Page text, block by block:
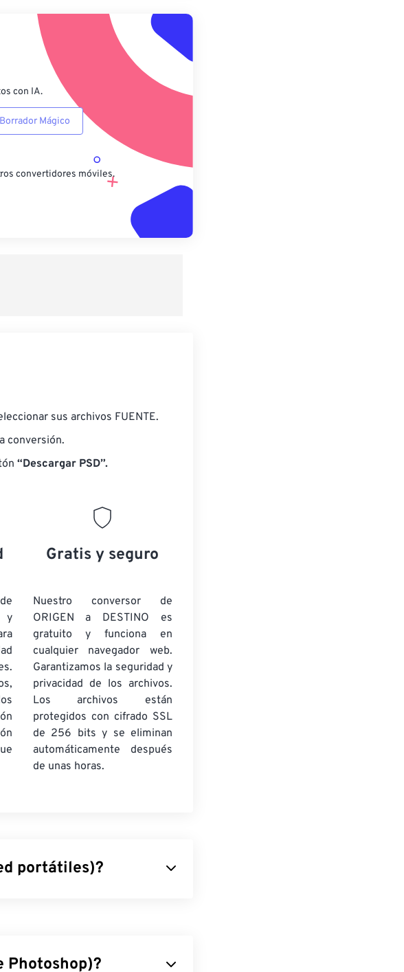
desde el ajuste preestablecido
como preestablecido
con IA.
Borrador Mágico
convertidores móviles.
sus archivos FUENTE.
conversión.
“Descargar PSD”.
Gratis y seguro
Nuestro conversor de
ORIGEN a DESTINO es
gratuito y funciona en
cualquier navegador web.
Garantizamos la seguridad y
privacidad de los archivos.
Los archivos están
protegidos con cifrado SSL
de 256 bits y se eliminan
automáticamente después
de unas horas.
portátiles)?
nuestraherramienta de
Photoshop)?